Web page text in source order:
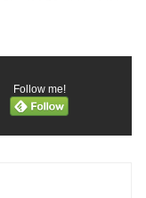
Follow me!